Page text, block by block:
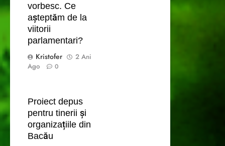
vorbesc. Ce
așteptăm de la
viitorii
parlamentari?
Kristofer
2 Ani
Ago
0
Proiect depus
pentru tinerii și
organizațiile din
Bacău